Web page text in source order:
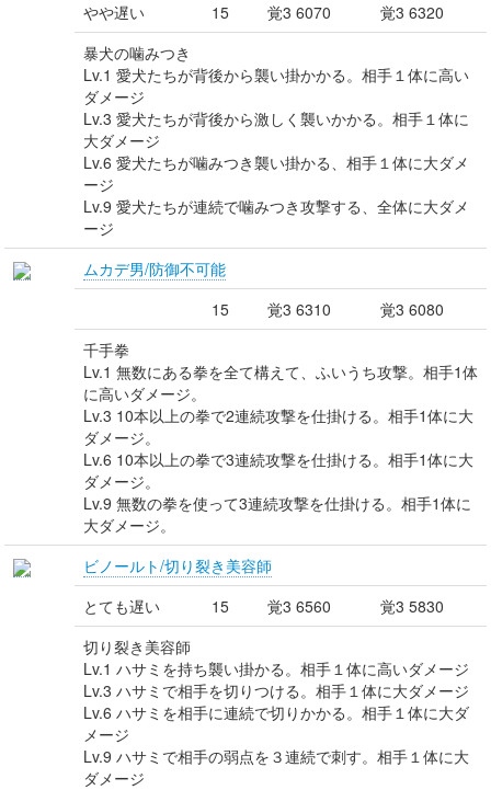
やや遅い
15 覚3 6070
覚3 6320
暴犬の噛みつき
Lv.1 愛犬たちが背後から襲い掛かかる。相手１体に高い
ダメージ
Lv.3 愛犬たちが背後から激しく襲いかかる。相手１体に
大ダメージ
Lv.6 愛犬たちが噛みつき襲い掛かる、相手１体に大ダメ
ージ
Lv.9 愛犬たちが連続で噛みつき攻撃する、全体に大ダメ
ージ
ムカデ男/防御不可能
15
覚3 6310
覚3 6080
千手拳
Lv.1 無数にある拳を全て構えて、ふいうち攻撃。相手1体
に高いダメージ。
Lv.3 10本以上の拳で2連続攻撃を仕掛ける。相手1体に大
ダメージ。
Lv.6 10本以上の拳で3連続攻撃を仕掛ける。相手1体に大
ダメージ。
Lv.9 無数の拳を使って3連続攻撃を仕掛ける。相手1体に
大ダメージ。
ビノールト/切り裂き美容師
とても遅い
15 覚3 6560
覚3 5830
切り裂き美容師
Lv.1 ハサミを持ち襲い掛かる。相手１体に高いダメージ
Lv.3 ハサミで相手を切りつける。相手１体に大ダメージ
Lv.6 ハサミを相手に連続で切りかかる。相手１体に大ダ
メージ
Lv.9 ハサミで相手の弱点を３連続で刺す。相手１体に大
ダメージ